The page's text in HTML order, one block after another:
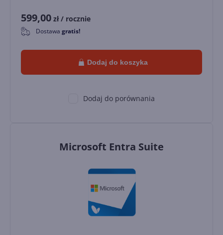
599,00 zł / rocznie
0 Dostawa gratis!
Dodaj do koszyka
Dodaj do porównania
Microsoft Entra Suite